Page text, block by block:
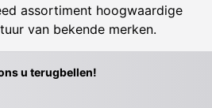
assortiment hoogwaardige
van bekende merken.
u terugbellen!